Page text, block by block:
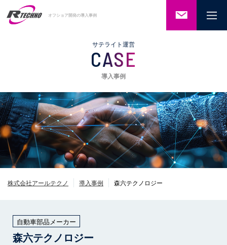
オフショア開発の導入事例 ご相談・
わせ
サテライト運営
CASE
導入事例
株式会社アールテクノ 導入事例 森六テクノロジー
自動車部品メーカー
森六テクノロジー